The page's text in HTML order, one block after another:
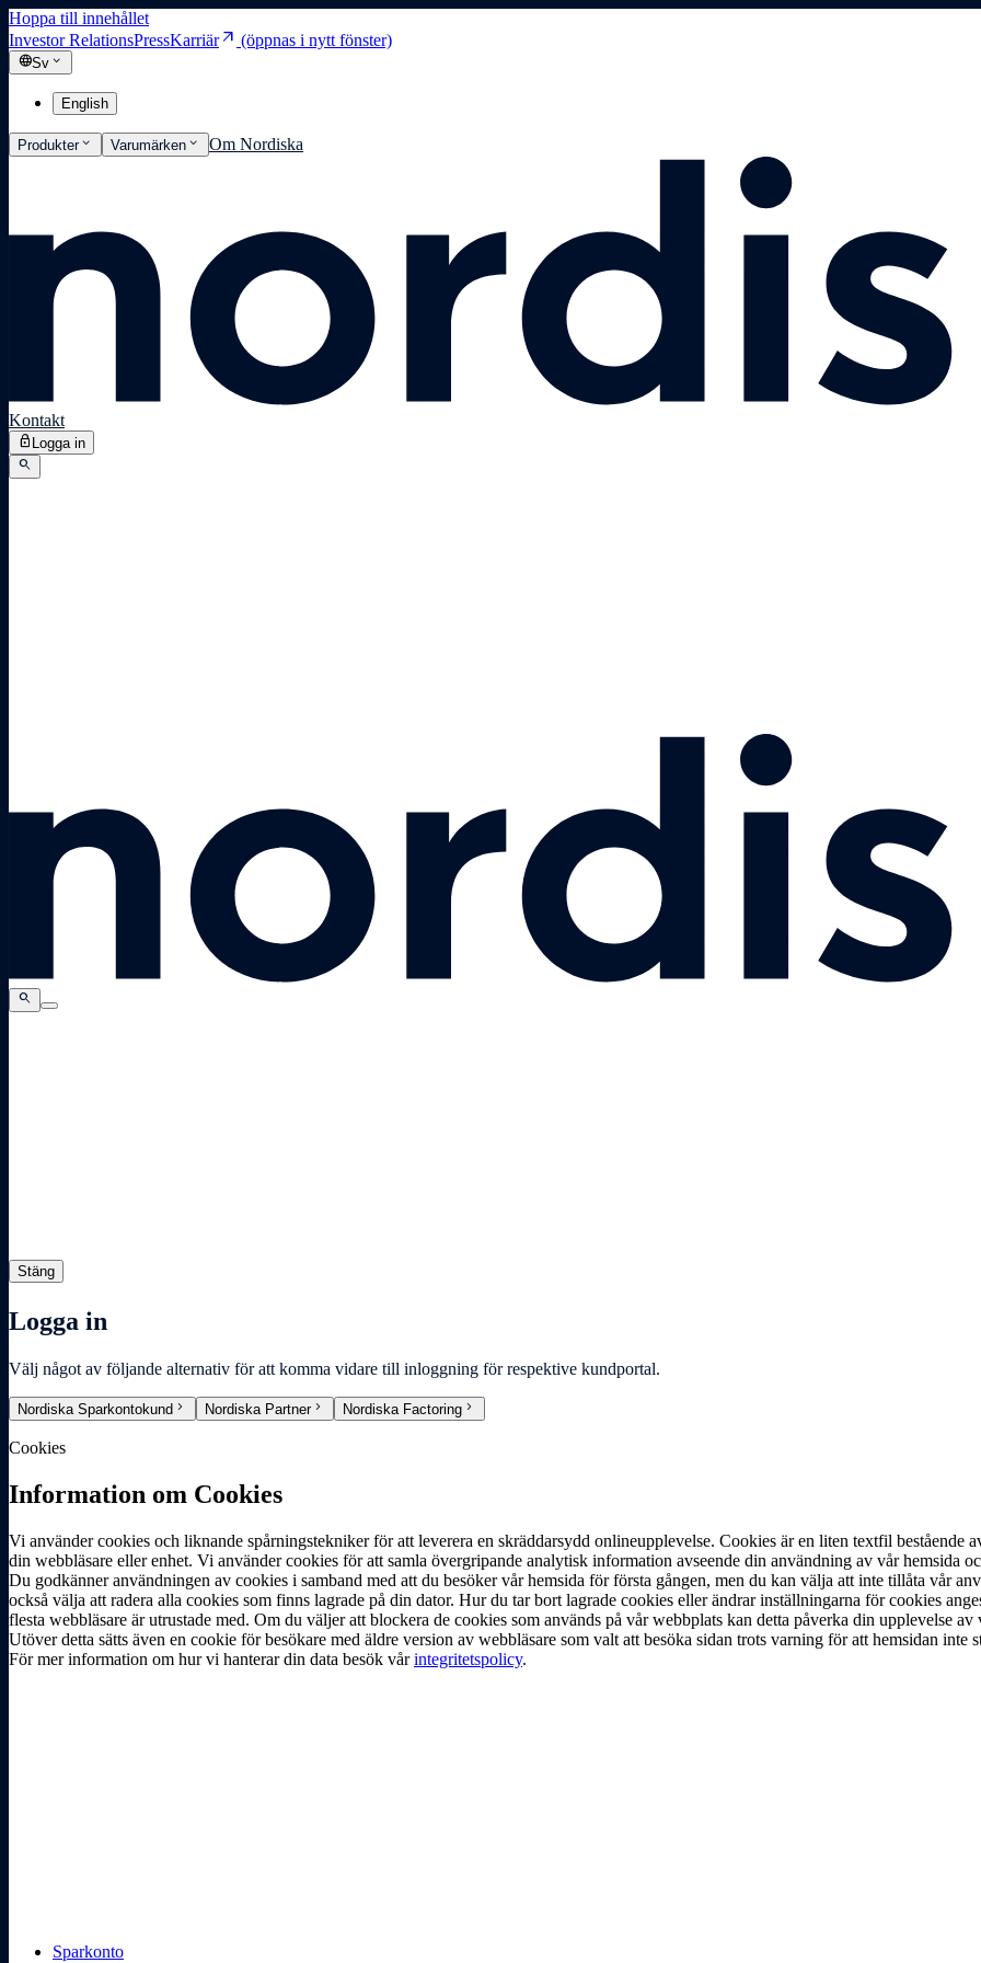
Hoppa till innehållet
Investor RelationsPressKarriärarrow_outward (öppnas i nytt fönster)
languageSv expand_more
English
Produkterexpand_more Varumärken expand_more Om Nordiska
Kontakt
lock Logga in
search
search
Stäng
Logga in
Välj något av följande alternativ för att komma vidare till inloggning för respektive kundportal.
Nordiska Sparkontokund chevron_right Nordiska Partnerchevron_right Nordiska Factoring chevron_right
Cookies
Information om Cookies
Vi använder cookies och liknande spårningstekniker för att leverera en skräddarsydd onlineupplevelse. Cookies är en liten textfil bestående
din webbläsare eller enhet. Vi använder cookies för att samla övergripande analytisk information avseende din användning av vår hemsida
Du godkänner användningen av cookies i samband med att du besöker vår hemsida för första gången, men du kan välja att inte tillåta vår
också välja att radera alla cookies som finns lagrade på din dator. Hur du tar bort lagrade cookies eller ändrar inställningarna för cookies
flesta webbläsare är utrustade med. Om du väljer att blockera de cookies som används på vår webbplats kan detta påverka din upplevelse
Utöver detta sätts även en cookie för besökare med äldre version av webbläsare som valt att besöka sidan trots varning för att hemsidan inte
För mer information om hur vi hanterar din data besök vårintegritetspolicy.
Sparkonto